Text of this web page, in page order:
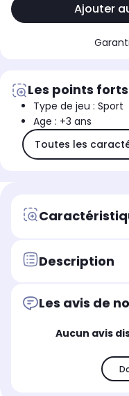
Ajouter
Les points
Type de jeu : Sport
Age : +3 ans
Toutes les
Description
Les avis de
Aucun avis